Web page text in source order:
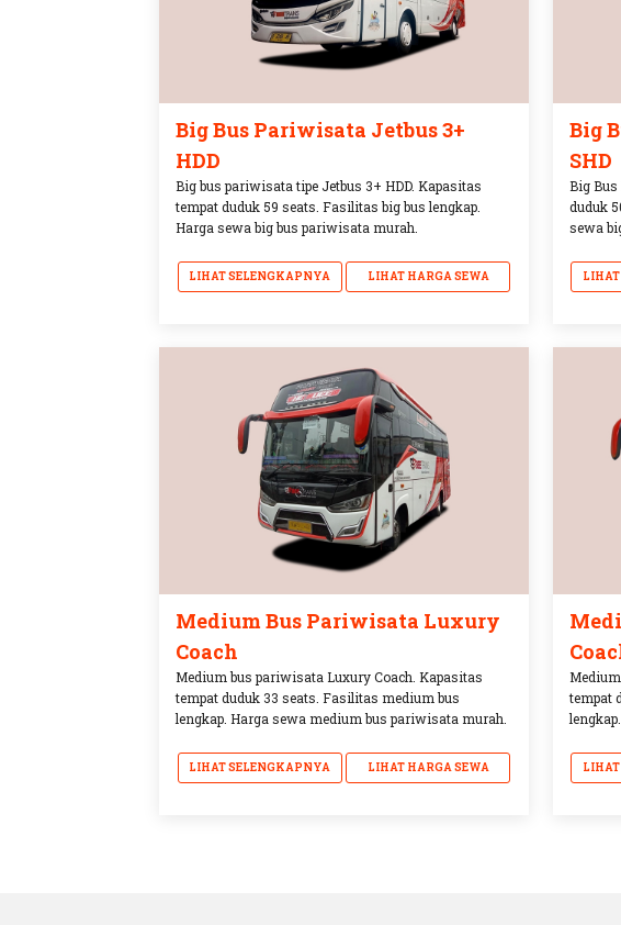
Big Bus Pariwisata Jetbus 3+
HDD
Big bus pariwisata tipe Jetbus 3+ HDD. Kapasitas
tempat duduk 59 seats. Fasilitas big bus lengkap.
Harga sewa big bus pariwisata murah.
LIHAT SELENGKAPNYA LIHAT HARGA SEWA
Big
SHD
Big
duduk
sewa
Medium Bus Pariwisata Luxury
Coach
Medium bus pariwisata Luxury Coach. Kapasitas
tempat duduk 33 seats. Fasilitas medium bus
lengkap. Harga sewa medium bus pariwisata murah.
LIHAT SELENGKAPNYA LIHAT HARGA SEWA
tempat